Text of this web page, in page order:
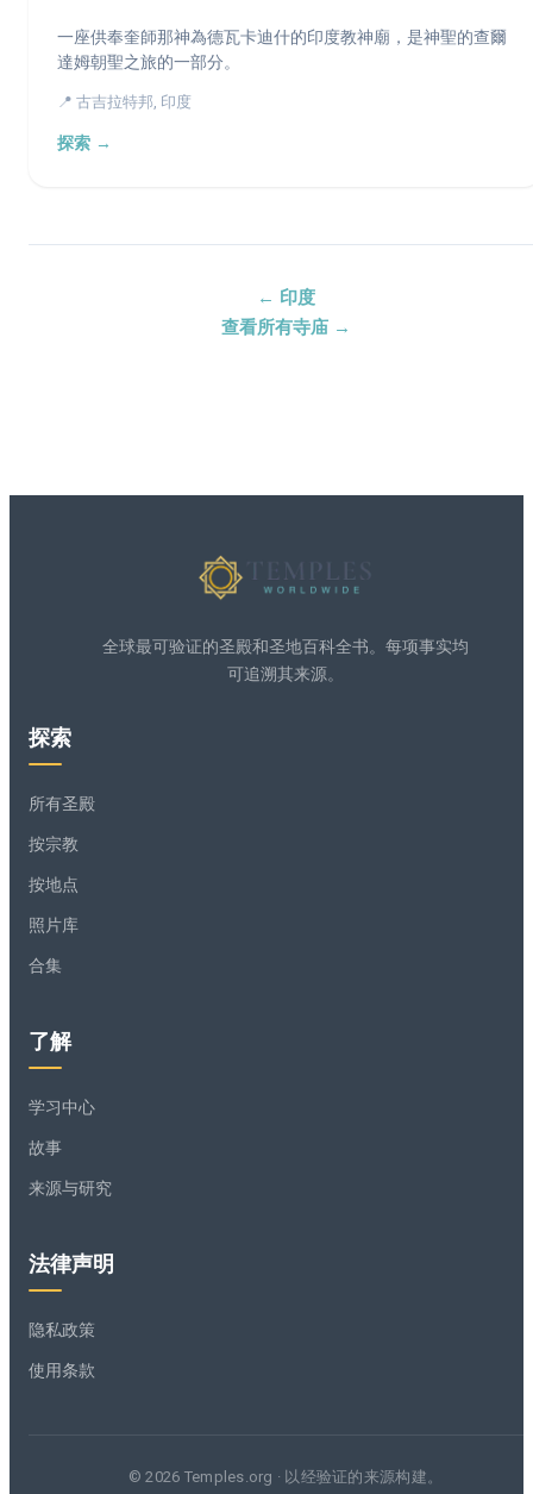
一座供奉奎師那神為德瓦卡迪什的印度教神廟，是神聖的查爾
達姆朝聖之旅的一部分。
📍 古吉拉特邦, 印度
探索 →
← 印度
查看所有寺庙 →
全球最可验证的圣殿和圣地百科全书。每项事实均
可追溯其来源。
探索
所有圣殿
按宗教
按地点
照片库
合集
了解
学习中心
故事
来源与研究
法律声明
隐私政策
使用条款
© 2026 Temples.org · 以经验证的来源构建。